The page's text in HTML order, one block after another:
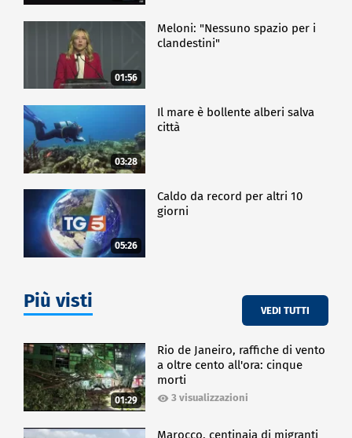
01:56
Meloni: "Nessuno spazio per i
clandestini"
03:28
Il mare è bollente alberi salva
città
05:26
Caldo da record per altri 10
giorni
Più visti VEDI TUTTI
01:29
Rio de Janeiro, raffiche di vento
a oltre cento all'ora: cinque
morti
3 visualizzazioni
Marocco, centinaia di migranti